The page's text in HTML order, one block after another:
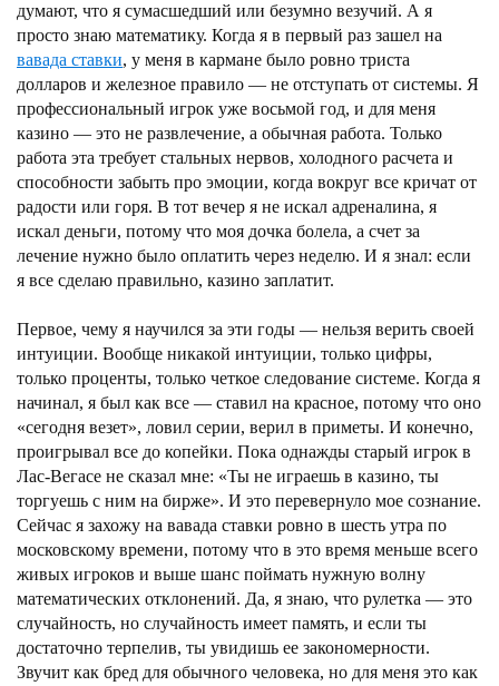
думают, что я сумасшедший или безумно везучий. А я
просто знаю математику. Когда я в первый раз зашел на
вавада ставки, у меня в кармане было ровно триста
долларов и железное правило — не отступать от системы. Я
профессиональный игрок уже восьмой год, и для меня
казино — это не развлечение, а обычная работа. Только
работа эта требует стальных нервов, холодного расчета и
способности забыть про эмоции, когда вокруг все кричат от
радости или горя. В тот вечер я не искал адреналина, я
искал деньги, потому что моя дочка болела, а счет за
лечение нужно было оплатить через неделю. И я знал: если
я все сделаю правильно, казино заплатит.
Первое, чему я научился за эти годы — нельзя верить своей
интуиции. Вообще никакой интуиции, только цифры,
только проценты, только четкое следование системе. Когда я
начинал, я был как все — ставил на красное, потому что оно
«сегодня везет», ловил серии, верил в приметы. И конечно,
проигрывал все до копейки. Пока однажды старый игрок в
Лас-Вегасе не сказал мне: «Ты не играешь в казино, ты
торгуешь с ним на бирже». И это перевернуло мое сознание.
Сейчас я захожу на вавада ставки ровно в шесть утра по
московскому времени, потому что в это время меньше всего
живых игроков и выше шанс поймать нужную волну
математических отклонений. Да, я знаю, что рулетка — это
случайность, но случайность имеет память, и если ты
достаточно терпелив, ты увидишь ее закономерности.
Звучит как бред для обычного человека, но для меня это как